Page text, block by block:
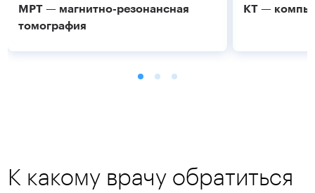
МРТ — магнитно-резонансная
томография
КТ —
К какому врачу обратиться